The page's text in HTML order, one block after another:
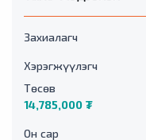
Захиалагч
Хэрэгжүүлэгч
Төсөв
14,785,000 ₮
Он сар